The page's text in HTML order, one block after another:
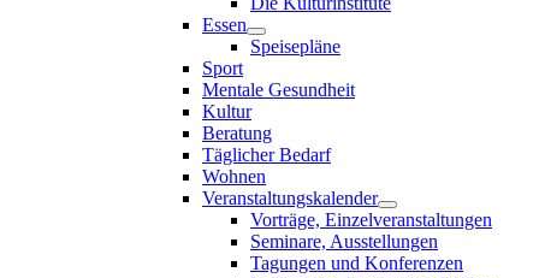
Essen
Speisepläne
Sport
Mentale Gesundheit
Kultur
Beratung
Täglicher Bedarf
Wohnen
Veranstaltungskalender
Vorträge, Einzelveranstaltungen
Seminare, Ausstellungen
Tagungen und Konferenzen